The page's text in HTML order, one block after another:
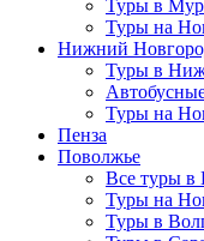
Туры в
Туры на
Нижний
Туры в
Туры на
Пенза
Поволжье
Все туры в
Туры на
Туры в